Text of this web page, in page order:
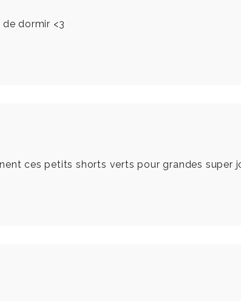
dormir <3
ces petits shorts verts pour grandes super